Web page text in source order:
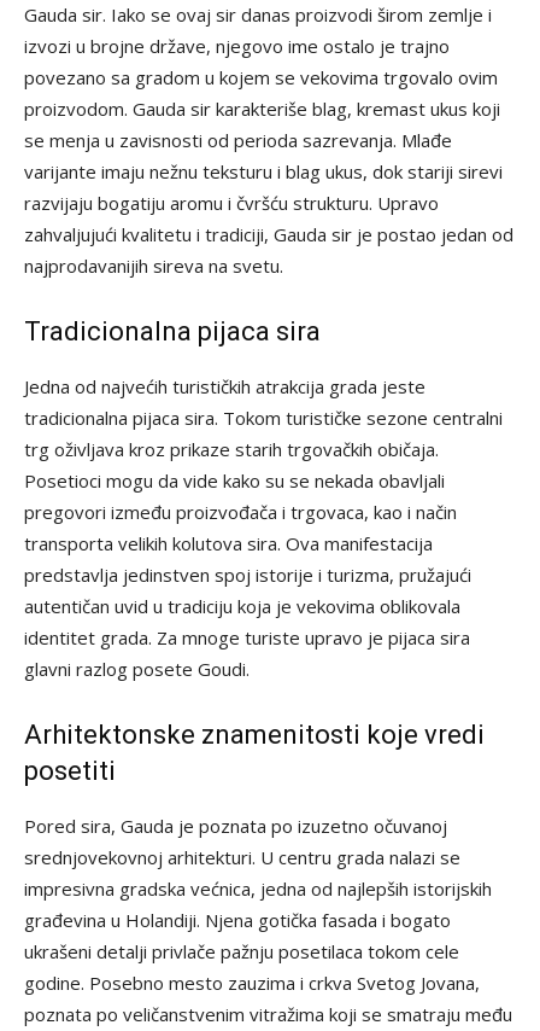
Gauda sir. Iako se ovaj sir danas proizvodi širom zemlje i
izvozi u brojne države, njegovo ime ostalo je trajno
povezano sa gradom u kojem se vekovima trgovalo ovim
proizvodom. Gauda sir karakteriše blag, kremast ukus koji
se menja u zavisnosti od perioda sazrevanja. Mlađe
varijante imaju nežnu teksturu i blag ukus, dok stariji sirevi
razvijaju bogatiju aromu i čvršću strukturu. Upravo
zahvaljujući kvalitetu i tradiciji, Gauda sir je postao jedan od
najprodavanijih sireva na svetu.
Tradicionalna pijaca sira
Jedna od najvećih turističkih atrakcija grada jeste
tradicionalna pijaca sira. Tokom turističke sezone centralni
trg oživljava kroz prikaze starih trgovačkih običaja.
Posetioci mogu da vide kako su se nekada obavljali
pregovori između proizvođača i trgovaca, kao i način
transporta velikih kolutova sira. Ova manifestacija
predstavlja jedinstven spoj istorije i turizma, pružajući
autentičan uvid u tradiciju koja je vekovima oblikovala
identitet grada. Za mnoge turiste upravo je pijaca sira
glavni razlog posete Goudi.
Arhitektonske znamenitosti koje vredi
posetiti
Pored sira, Gauda je poznata po izuzetno očuvanoj
srednjovekovnoj arhitekturi. U centru grada nalazi se
impresivna gradska većnica, jedna od najlepših istorijskih
građevina u Holandiji. Njena gotička fasada i bogato
ukrašeni detalji privlače pažnju posetilaca tokom cele
godine. Posebno mesto zauzima i crkva Svetog Jovana,
poznata po veličanstvenim vitražima koji se smatraju među